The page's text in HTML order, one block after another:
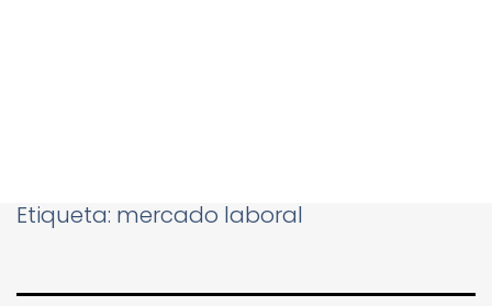
Etiqueta: mercado laboral